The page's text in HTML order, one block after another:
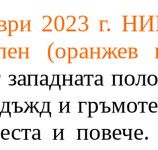
2023 г.
(оранжев
и
и